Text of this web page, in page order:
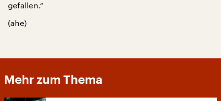
gefallen.“
(ahe)
Mehr zum Thema